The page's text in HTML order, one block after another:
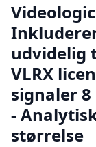
udvidelig
VLRX
signaler
-
størrelse